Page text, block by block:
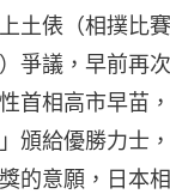
土俵（相撲比
爭議，早前再
首相高市早苗
頒給優勝力士
的意願，日本